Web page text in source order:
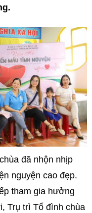
đã nhộn nhịp
nguyện cao đẹp.
tham gia hưởng
Trụ trì Tổ đình chùa